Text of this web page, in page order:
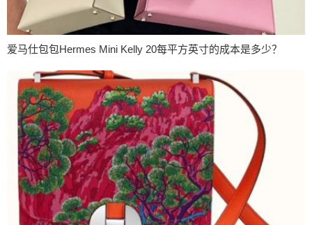
爱马仕包包Hermes Mini Kelly 20每平方英寸的成本是多少？